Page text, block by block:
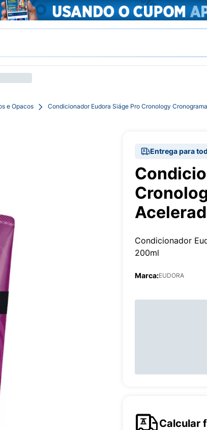
e Opacos Condicionador Eudora Siáge Pro Cronology
Entrega para
Condicionador
200ml
Marca:EUDORA
Calcular